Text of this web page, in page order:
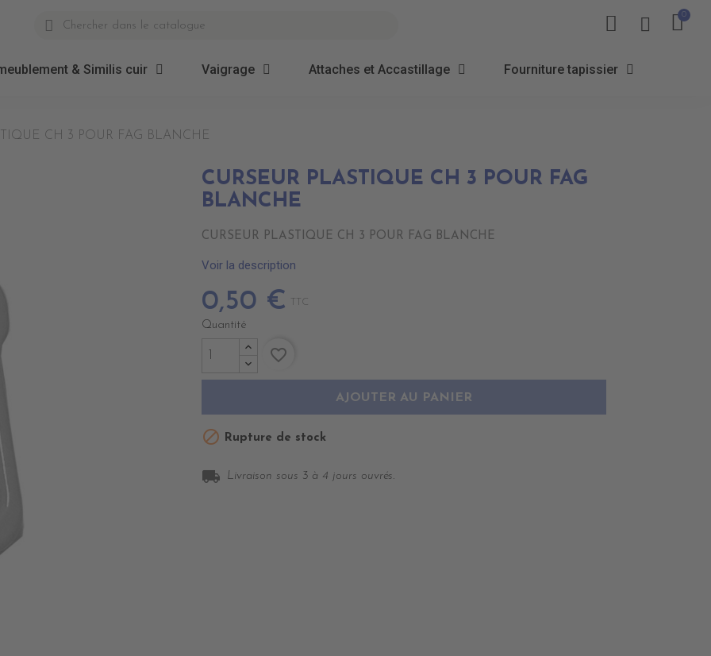
& Similis cuir Vaigrage Attaches et Accastillage Fourniture tapissier
CH 3 POUR FAG BLANCHE
CURSEUR PLASTIQUE CH 3 POUR FAG
BLANCHE
CURSEUR PLASTIQUE CH 3 POUR FAG BLANCHE
Voir la description
0,50 € TTC
Quantité
AJOUTER AU PANIER
favorite_border
 Rupture de stock
local_shipping Livraison sous 3 à 4 jours ouvrés.